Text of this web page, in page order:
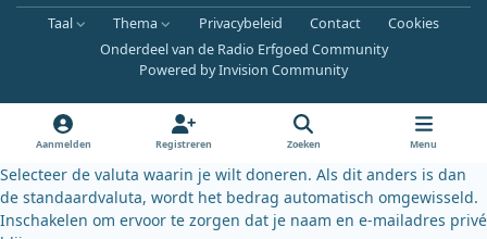
a
c
e
k
o
u
l
u
k
y
Taal Thema Privacybeleid Contact
Cookies
Onderdeel van de Radio Erfgoed Community
Powered byInvision Community
Aanmelden Registreren Zoeken Menu
Selecteer de valuta waarin je wilt doneren. Als dit anders is dan
de standaardvaluta, wordt het bedrag automatisch omgewisseld.
Inschakelen om ervoor te zorgen dat je naam en e-mailadres privé